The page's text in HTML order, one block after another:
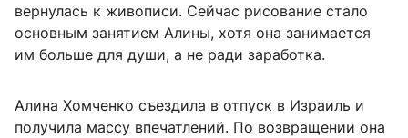
вернулась к живописи. Сейчас рисование стало
основным занятием Алины, хотя она занимается
им больше для души, а не ради заработка.
Алина Хомченко съездила в отпуск в Израиль и
получила массу впечатлений. По возвращении она